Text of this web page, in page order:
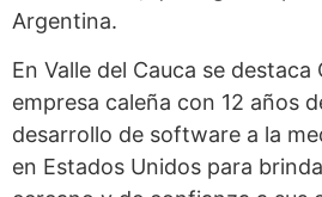
Argentina.
En Valle del Cauca se
empresa caleña con 12 años
desarrollo de software a la
en Estados Unidos para